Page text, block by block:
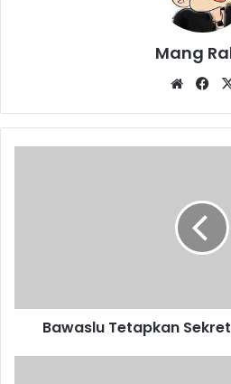
Mang
Bawaslu Tetapkan